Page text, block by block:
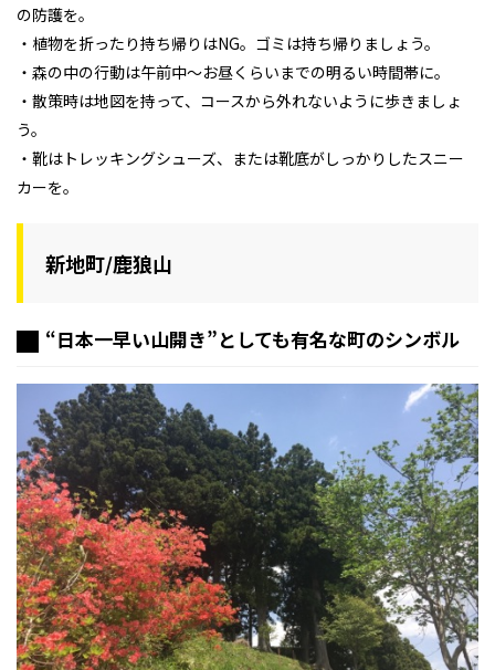
の防護を。
・植物を折ったり持ち帰りはNG。ゴミは持ち帰りましょう。
・森の中の行動は午前中～お昼くらいまでの明るい時間帯に。
・散策時は地図を持って、コースから外れないように歩きましょ
う。
・靴はトレッキングシューズ、または靴底がしっかりしたスニー
カーを。
新地町/鹿狼山
“日本一早い山開き”としても有名な町のシンボル